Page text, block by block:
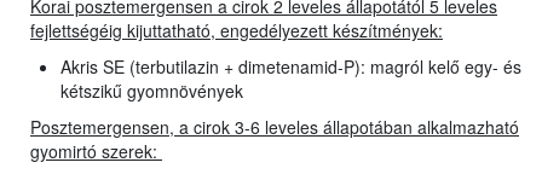
Korai posztemergensen a cirok 2 leveles állapotától 5 leveles
fejlettségéig kijuttatható, engedélyezett készítmények:
Akris SE (terbutilazin + dimetenamid-P): magról kelő egy- és
kétszikű gyomnövények
Posztemergensen, a cirok 3-6 leveles állapotában alkalmazható
gyomirtó szerek: